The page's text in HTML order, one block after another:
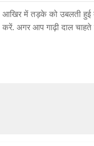
आखिर में तड़के को उबलती हुई
करें. अगर आप गाढ़ी दाल